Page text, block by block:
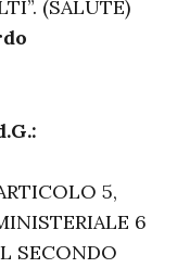
(SALUTE)
5,
6
SECONDO